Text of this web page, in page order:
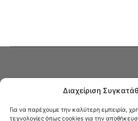
Διαχείριση
Για να παρέχουμε την καλύτερη εμπειρία,
τεχνολογίες όπως cookies για την